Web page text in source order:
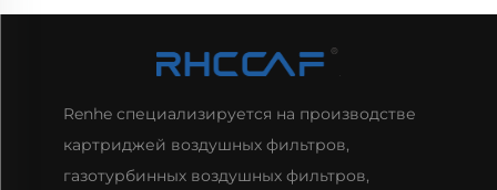
Renhe специализируется на производстве
картриджей воздушных фильтров,
газотурбинных воздушных фильтров,